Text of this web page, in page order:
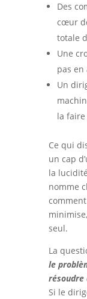
Des
cœur
totale
Une
pas
Un
la
Ce qui
un cap
la
nomme
seul.
La
le
résoudre
Si le